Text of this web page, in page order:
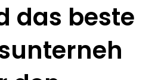
das beste